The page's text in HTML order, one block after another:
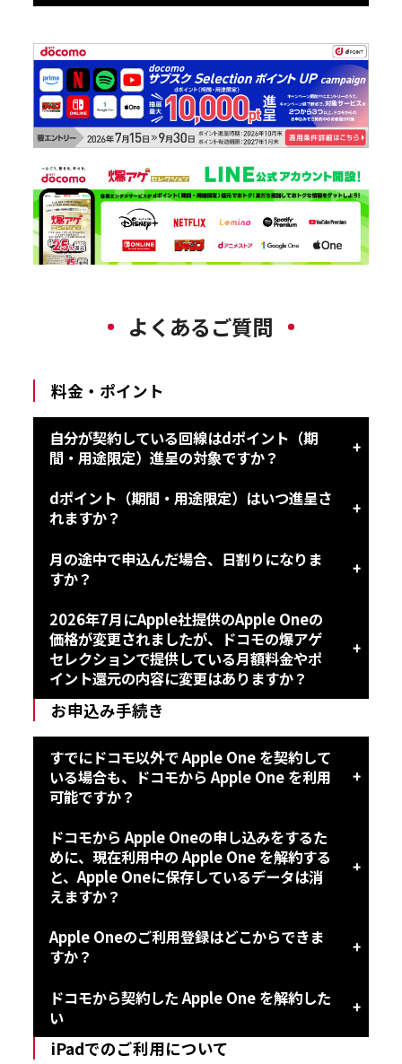
よくあるご質問
料金・ポイント
自分が契約している回線はdポイント（期
間・用途限定）進呈の対象ですか？
dポイント（期間・用途限定）はいつ進呈さ
れますか？
月の途中で申込んだ場合、日割りになりま
すか？
2026年7月にApple社提供のApple Oneの
価格が変更されましたが、ドコモの爆アゲ
セレクションで提供している月額料金やポ
イント還元の内容に変更はありますか？
お申込み手続き
すでにドコモ以外で Apple One を契約して
いる場合も、ドコモから Apple One を利用
可能ですか？
ドコモから Apple Oneの申し込みをするた
めに、現在利用中の Apple One を解約する
と、Apple Oneに保存しているデータは消
えますか？
Apple Oneのご利用登録はどこからできま
すか？
ドコモから契約した Apple One を解約した
い
iPadでのご利用について